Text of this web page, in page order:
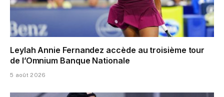
Leylah Annie Fernandez accède au troisième tour
de l’Omnium Banque Nationale
5 août 2026